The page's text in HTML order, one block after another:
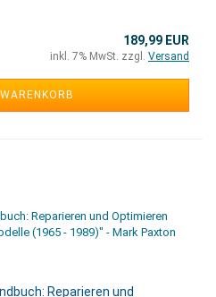
189,99 EUR
inkl. 7% MwSt. zzgl. Versand
Reparieren und